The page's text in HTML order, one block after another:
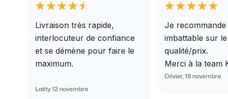
Livraison très rapide,
interlocuteur de confiance
et se démène pour faire le
maximum.
Laëty 12 novembre
Je recommande
imbattable sur
qualité/prix.
Merci à la team
Olivier, 19 novembre